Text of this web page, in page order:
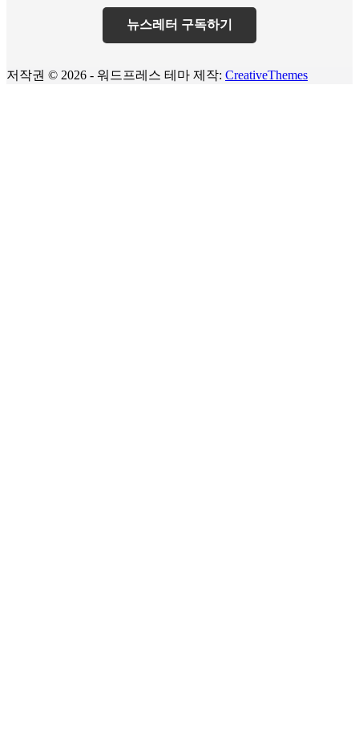
뉴스레터 구독하기
저작권 © 2026 - 워드프레스 테마 제작: CreativeThemes